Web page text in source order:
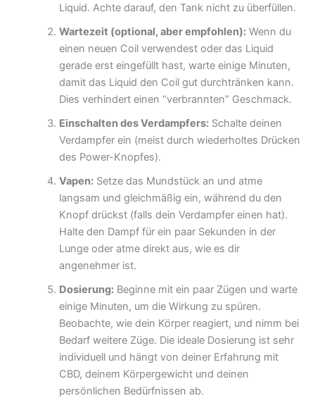
Liquid. Achte darauf, den Tank nicht zu überfüllen.
Wartezeit (optional, aber empfohlen):Wenn du
einen neuen Coil verwendest oder das Liquid
gerade erst eingefüllt hast, warte einige Minuten,
damit das Liquid den Coil gut durchtränken kann.
Dies verhindert einen “verbrannten” Geschmack.
Einschalten des Verdampfers:Schalte deinen
Verdampfer ein (meist durch wiederholtes Drücken
des Power-Knopfes).
Vapen:Setze das Mundstück an und atme
langsam und gleichmäßig ein, während du den
Knopf drückst (falls dein Verdampfer einen hat).
Halte den Dampf für ein paar Sekunden in der
Lunge oder atme direkt aus, wie es dir
angenehmer ist.
Dosierung:Beginne mit ein paar Zügen und warte
einige Minuten, um die Wirkung zu spüren.
Beobachte, wie dein Körper reagiert, und nimm bei
Bedarf weitere Züge. Die ideale Dosierung ist sehr
individuell und hängt von deiner Erfahrung mit
CBD, deinem Körpergewicht und deinen
persönlichen Bedürfnissen ab.